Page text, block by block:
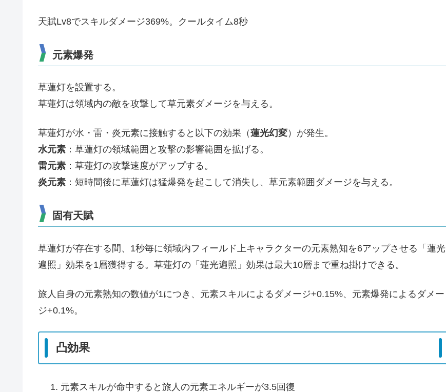
天賦Lv8でスキルダメージ369%。クールタイム8秒
元素爆発
草蓮灯を設置する。
草蓮灯は領域内の敵を攻撃して草元素ダメージを与える。
草蓮灯が水・雷・炎元素に接触すると以下の効果（蓮光幻変）が発生。
水元素 ：草蓮灯の領域範囲と攻撃の影響範囲を拡げる。
雷元素 ：草蓮灯の攻撃速度がアップする。
炎元素 ：短時間後に草蓮灯は猛爆発を起こして消失し、草元素範囲ダメージを与える。
固有天賦
草蓮灯が存在する間、1秒毎に領域内フィールド上キャラクターの元素熟知を6アップさせる「蓮光
遍照」効果を1層獲得する。草蓮灯の「蓮光遍照」効果は最大10層まで重ね掛けできる。
旅人自身の元素熟知の数値が1につき、元素スキルによるダメージ+0.15%、元素爆発によるダメー
ジ+0.1%。
凸効果
元素スキルが命中すると旅人の元素エネルギーが3.5回復